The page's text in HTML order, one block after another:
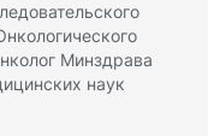
Минздрава
наук